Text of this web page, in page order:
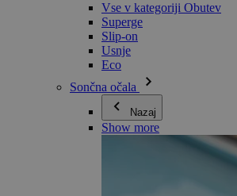
Vse v kategoriji Obutev
Superge
Slip-on
Usnje
Eco
Sončna očala
Nazaj
Show more